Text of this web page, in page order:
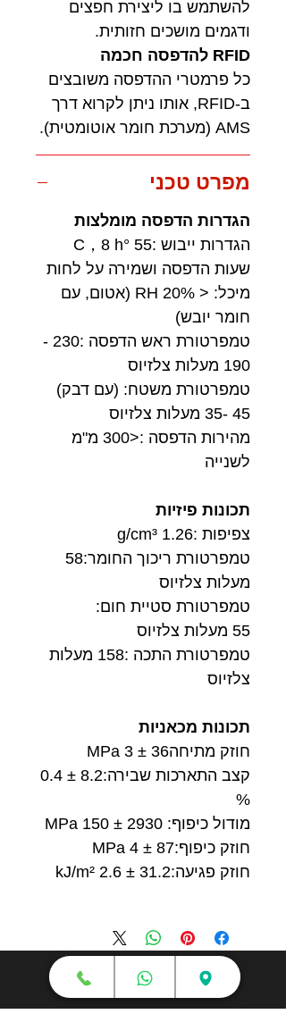
להשתמש בו ליצירת חפצים
ודגמים מושכים חזותית.
RFID להדפסה חכמה
כל פרמטרי ההדפסה משובצים
ב-RFID, אותו ניתן לקרוא דרך
AMS (מערכת חומר אוטומטית).
מפרט טכני
הגדרות הדפסה מומלצות
הגדרות ייבוש :55 °C，8 h
שעות הדפסה ושמירה על לחות
מיכל: < 20% RH (אטום, עם
חומר יובש)
טמפרטורת ראש הדפסה :230 -
190 מעלות צלזיוס
טמפרטורת משטח: (עם דבק)
45 -35 מעלות צלזיוס
מהירות הדפסה :<300 מ"מ
לשנייה
תכונות פיזיות
צפיפות :1.26 g/cm³
טמפרטורת ריכוך החומר:58
מעלות צלזיוס
טמפרטורת סטיית חום:
55 מעלות צלזיוס
טמפרטורת התכה :158 מעלות
צלזיוס
תכונות מכאניות
חוזק מתיחה36 ± 3 MPa
קצב התארכות שבירה:8.2 ± 0.4
%
מודול כיפוף: 2930 ± 150 MPa
חוזק כיפוף:87 ± 4 MPa
חוזק פגיעה:31.2 ± 2.6 kJ/m²
חנות